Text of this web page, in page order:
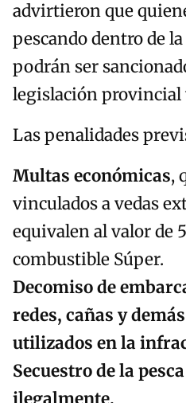
advirtieron que
pescando dentro de
podrán ser
legislación provincial
Las penalidades
Multas económicas,
vinculados a vedas
equivalen al valor de
combustible Súper.
Decomiso de
redes, cañas y
utilizados en la
Secuestro de la